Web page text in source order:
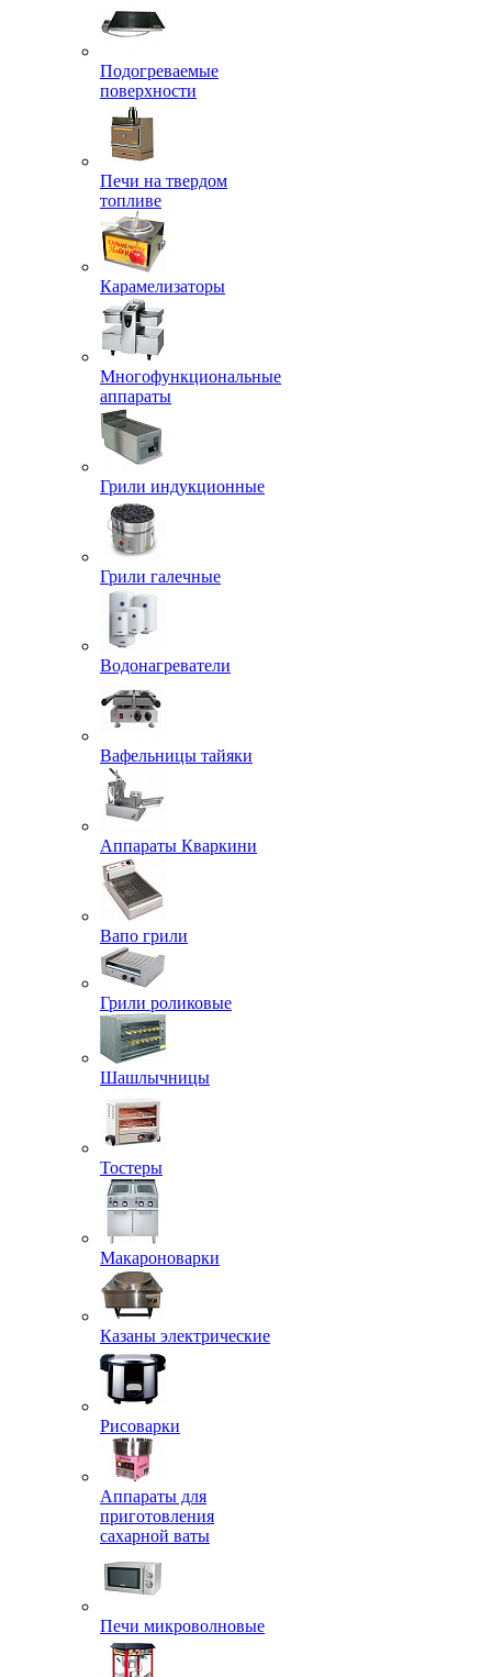
Подогреваемые
поверхности
Печи на твердом
топливе
Карамелизаторы
Многофункциональные
аппараты
Грили индукционные
Грили галечные
Водонагреватели
Вафельницы тайяки
Аппараты Кваркини
Вапо грили
Грили роликовые
Шашлычницы
Тостеры
Макароноварки
Казаны электрические
Рисоварки
Аппараты для
приготовления
сахарной ваты
Печи микроволновые